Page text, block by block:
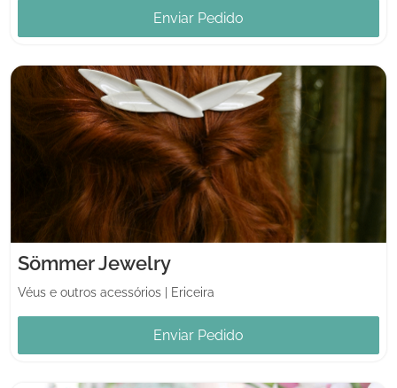
Enviar Pedido
Sömmer Jewelry
Véus e outros acessórios Ericeira
Enviar Pedido